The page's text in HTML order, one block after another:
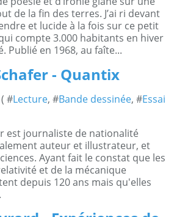
de la fin des terres. J’ai ri devant
et lucide à la fois sur ce petit
compte 3.000 habitants en hiver
Publié en 1968, au faîte...
- Quantix
#Lecture, #Bande dessinée, #Essai
est journaliste de nationalité
auteur et illustrateur, et
Ayant fait le constat que les
et de la mécanique
depuis 120 ans mais qu'elles